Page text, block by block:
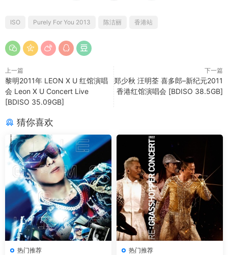
ISO Purely For You 2013 陈洁丽 香港站
上一篇
黎明2011年 LEON X U 红馆演唱
会 Leon X U Concert Live
[BDISO 35.09GB]
下一篇
郑少秋 汪明荃 喜多郎–新纪元2011
香港红馆演唱会 [BDISO 38.5GB]
猜你喜欢
热门推荐
热门推荐